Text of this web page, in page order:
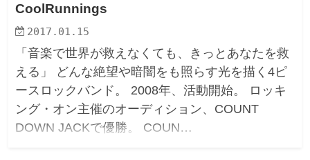
CoolRunnings
2017.01.15
「音楽で世界が救えなくても、きっとあなたを救
える」 どんな絶望や暗闇をも照らす光を描く4ピ
ースロックバンド。 2008年、活動開始。 ロッキ
ング・オン主催のオーディション、COUNT
DOWN JACKで優勝。 COUN…